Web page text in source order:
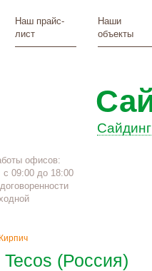
Наш прайс-
лист
Наши
объекты
офисов:
09:00 до 18:00
Сайдинг
Кирпич
(Россия)